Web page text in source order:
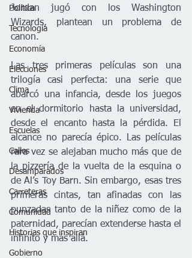
Política
Tecnología
Economía
Elecciones
Clima
Vivienda
Escuelas
Calles
Desamparados
Carreteras
Comunidad
Historias que inspiran
Gobierno
Jordan jugó con los Washington
Wizards, plantean un problema de
canon.
Las tres primeras películas son una
trilogía casi perfecta: una serie que
abarcó una infancia, desde los juegos
en el dormitorio hasta la universidad,
desde el encanto hasta la pérdida. El
alcance no parecía épico. Las películas
rara vez se alejaban mucho más que de
la pizzería de la vuelta de la esquina o
de Al’s Toy Barn. Sin embargo, esas tres
primeras cintas, tan afinadas con las
punzadas tanto de la niñez como de la
paternidad, parecían extenderse hasta el
infinito y más allá.